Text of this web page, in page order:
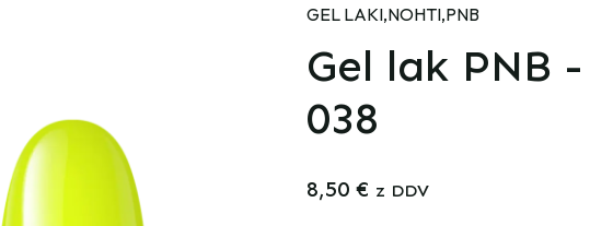
GEL LAKI,NOHTI,PNB
Gel lak PNB
038
8,50 € z DDV